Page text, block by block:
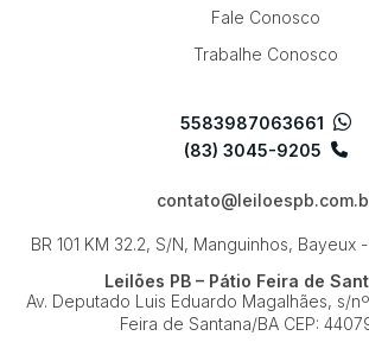
Fale Conosco
Trabalhe Conosco
5583987063661
(83) 3045-9205
BR 101 KM 32.2, S/N, Manguinhos, Bayeux
Leilões PB – Pátio Feira de
Av. Deputado Luis Eduardo Magalhães, s/
Feira de Santana/BA CEP: